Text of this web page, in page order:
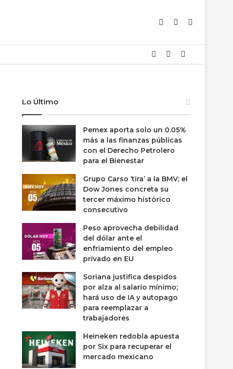
Barra lateral
Switch skin
Barra lateral
Switch skin
Lo Último
Pemex aporta solo un 0.05%
más a las finanzas públicas
con el Derecho Petrolero
para el Bienestar
Grupo Carso ‘tira’ a la BMV; el
Dow Jones concreta su
tercer máximo histórico
consecutivo
Peso aprovecha debilidad
del dólar ante el
enfriamiento del empleo
privado en EU
Soriana justifica despidos
por alza al salario mínimo;
hará uso de IA y autopago
para reemplazar a
trabajadores
Heineken redobla apuesta
por Six para recuperar el
mercado mexicano